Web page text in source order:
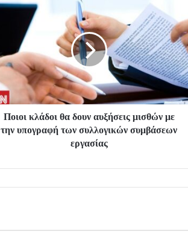
Ποιοι κλάδοι θα δουν αυξήσεις μισθών με
την υπογραφή των συλλογικών συμβάσεων
εργασίας